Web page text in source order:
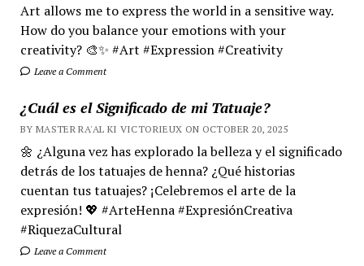
Art allows me to express the world in a sensitive way.
How do you balance your emotions with your
creativity? 🎨✨ #Art #Expression #Creativity
Leave a Comment
¿Cuál es el Significado de mi Tatuaje?
BY MASTER RA'AL KI VICTORIEUX ON OCTOBER 20, 2025
🌼 ¿Alguna vez has explorado la belleza y el significado
detrás de los tatuajes de henna? ¿Qué historias
cuentan tus tatuajes? ¡Celebremos el arte de la
expresión! 💖 #ArteHenna #ExpresiónCreativa
#RiquezaCultural
Leave a Comment